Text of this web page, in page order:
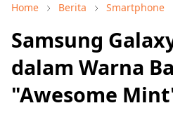
Home Berita Smartphone
Samsung
dalam Warna
"Awesome